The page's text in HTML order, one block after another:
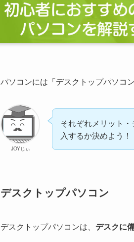
パソコンには「デスクトップパソコ
JOYじぃ
それぞれメリット
入するか決めよう！
デスクトップパソコン
デスクトップパソコンは、 デスクに